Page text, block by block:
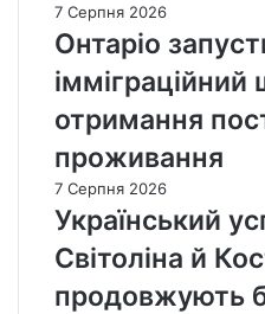
7 Серпня 2026
Онтаріо
імміграційний
отримання
проживання
7 Серпня 2026
Український
Світоліна й
продовжують